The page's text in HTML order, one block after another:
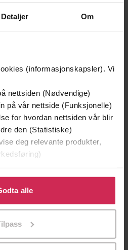
Detaljer Om
(informasjonskapsler). Vi
nettsiden (Nødvendige)
på vår nettside (Funksjonelle)
for hvordan nettsiden vår blir
den (Statistiske)
deg relevante produkter,
gi oss ditt samtykke til å
formålene. Du kan også
formål ved å klikke
alle
En moderne familie